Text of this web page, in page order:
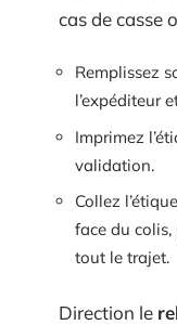
cas de casse
Remplissez
l’expéditeur
Imprimez
validation.
Collez
face du
tout le trajet.
Direction le